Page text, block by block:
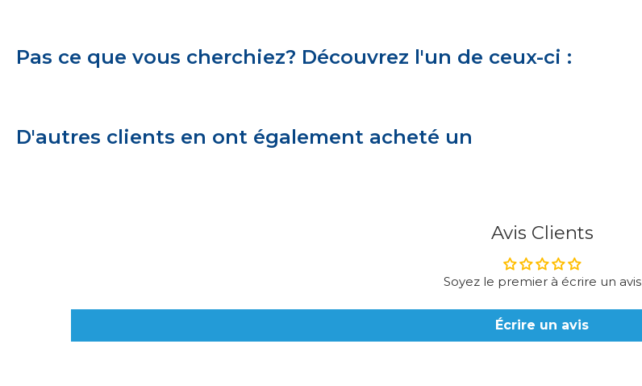
Pas ce que vous cherchiez? Découvrez l'un de ceux-ci :
D'autres clients en ont également acheté un
Avis Clients
Soyez le premier à écrire un avis
Écrire un avis